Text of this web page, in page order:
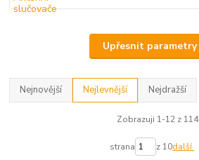
Upřesnit parametry
Nejnovější Nejlevnější Nejdražší
Zobrazuji 1-12 z 114
strana z 10další